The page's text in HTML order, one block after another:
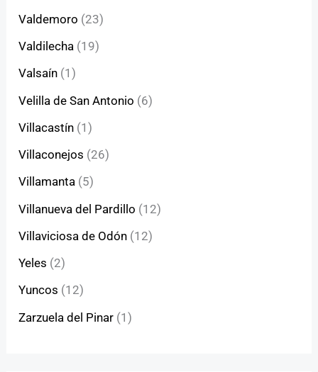
Valdemoro (23)
Valdilecha (19)
Valsaín (1)
Velilla de San Antonio (6)
Villacastín (1)
Villaconejos (26)
Villamanta (5)
Villanueva del Pardillo (12)
Villaviciosa de Odón (12)
Yeles (2)
Yuncos (12)
Zarzuela del Pinar (1)